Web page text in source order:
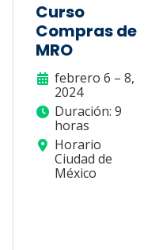
Curso
Compras de
MRO
febrero 6 – 8,
2024
Duración: 9
horas
Horario
Ciudad de
México